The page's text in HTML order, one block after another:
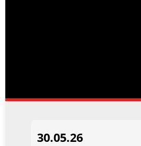
30.05.26